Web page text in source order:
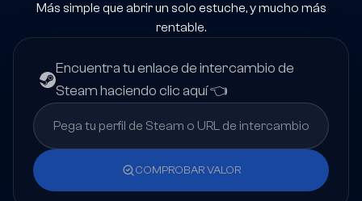
Más simple que abrir un solo estuche, y mucho más
rentable.
Encuentra tu enlace de intercambio de
Steam haciendo clic aquí 👈
COMPROBAR VALOR